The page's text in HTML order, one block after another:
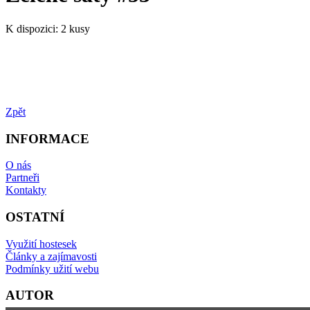
K dispozici: 2 kusy
Zpět
INFORMACE
O nás
Partneři
Kontakty
OSTATNÍ
Využití hostesek
Články a zajímavosti
Podmínky užití webu
AUTOR